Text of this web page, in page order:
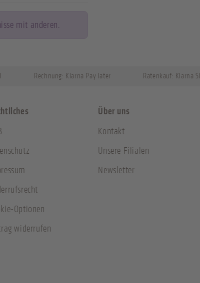
mit anderen.
Optionen
widerrufen
Über uns
Kontakt
Unsere Filialen
Newsletter
Rechnung: Klarna Pay later Ratenkauf: Klarna